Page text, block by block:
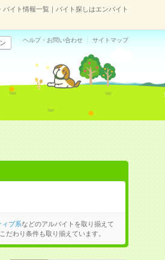
イト情報一覧｜バイト探しはエンバイト
ヘルプ・お問い合わせ サイトマップ
ィブ系などのアルバイトを取り揃えて
だわり条件も取り揃えています。